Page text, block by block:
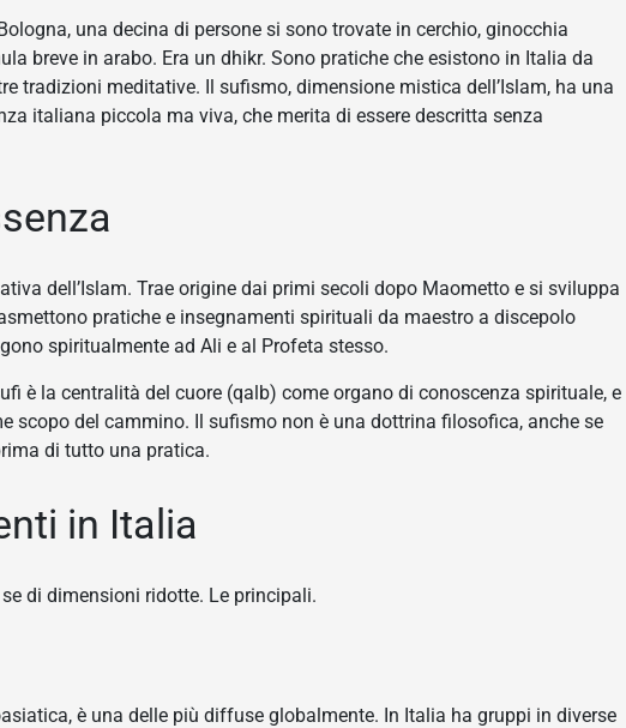
una decina di persone si sono trovate in cerchio, ginocchia
breve in arabo. Era un dhikr. Sono pratiche che esistono in Italia da
tradizioni meditative. Il sufismo, dimensione mistica dell’Islam, ha una
italiana piccola ma viva, che merita di essere descritta senza
dell’Islam. Trae origine dai primi secoli dopo Maometto e si sviluppa
pratiche e insegnamenti spirituali da maestro a discepolo
spiritualmente ad Ali e al Profeta stesso.
è la centralità del cuore (qalb) come organo di conoscenza spirituale, e
scopo del cammino. Il sufismo non è una dottrina filosofica, anche se
di tutto una pratica.
in Italia
di dimensioni ridotte. Le principali.
è una delle più diffuse globalmente. In Italia ha gruppi in diverse